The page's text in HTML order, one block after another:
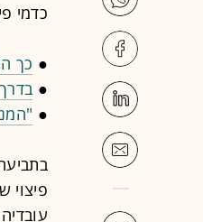
כדמי
● כך
●
●